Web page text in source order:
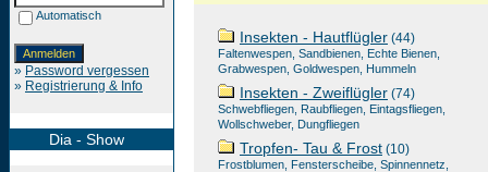
Automatisch
» Password vergessen
» Registrierung & Info
Dia - Show
Insekten - Hautflügler (44)
Faltenwespen, Sandbienen, Echte Bienen,
Grabwespen, Goldwespen, Hummeln
Insekten - Zweiflügler (74)
Schwebfliegen, Raubfliegen, Eintagsfliegen,
Wollschweber, Dungfliegen
Tropfen- Tau & Frost (10)
Frostblumen, Fensterscheibe, Spinnennetz,